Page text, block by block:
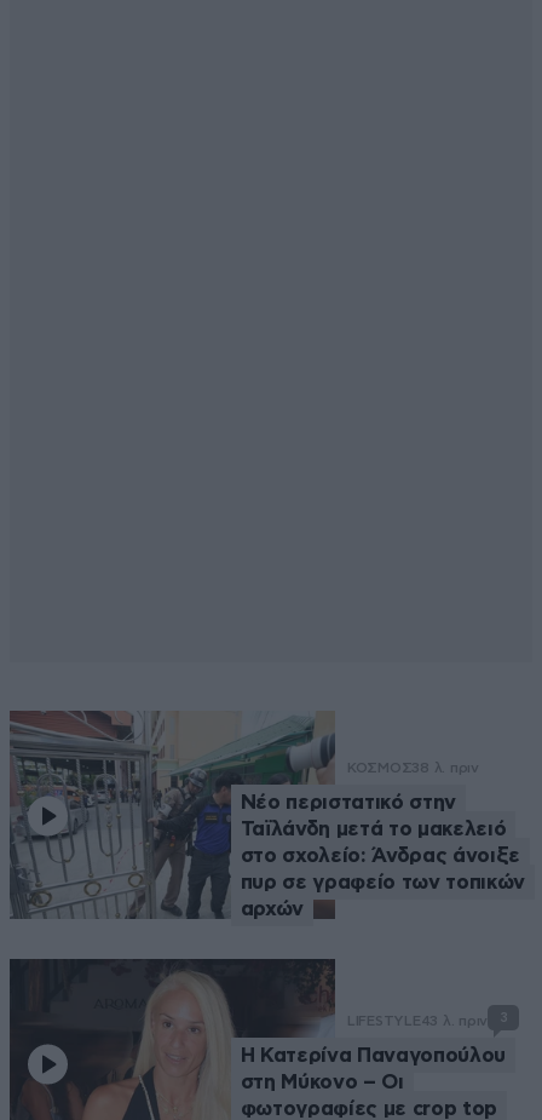
ΚΟΣΜΟΣ38 λ. πριν
Νέο περιστατικό στην
Ταϊλάνδη μετά το μακελειό
στο σχολείο: Άνδρας άνοιξε
πυρ σε γραφείο των τοπικών
αρχών
LIFESTYLE43 λ. πριν 3
Η Κατερίνα Παναγοπούλου
στη Μύκονο – Οι
φωτογραφίες με crop top